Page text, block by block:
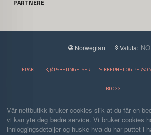
PARTNERE
Norwegian Valuta:
FRAKT KJØPSBETINGELSER SIKKERHET OG
BLOGG
Vår nettbutikk bruker cookies slik at du får en
vi kan yte deg bedre service. Vi bruker cookies
innloggingsdetaljer og huske hva du har puttet i